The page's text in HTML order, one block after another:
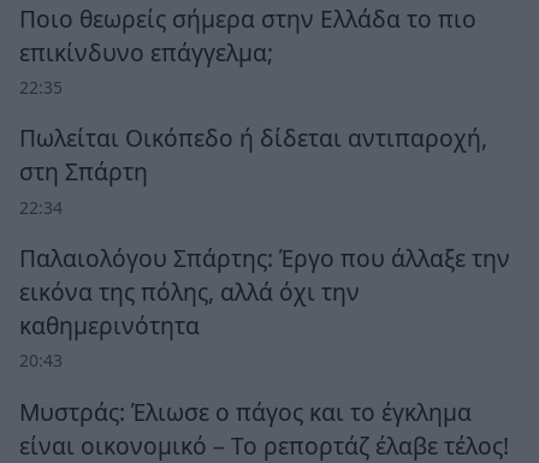
Ποιο θεωρείς σήμερα στην Ελλάδα το πιο
επικίνδυνο επάγγελμα;
22:35
Πωλείται Οικόπεδο ή δίδεται αντιπαροχή,
στη Σπάρτη
22:34
Παλαιολόγου Σπάρτης: Έργο που άλλαξε την
εικόνα της πόλης, αλλά όχι την
καθημερινότητα
20:43
Μυστράς: Έλιωσε ο πάγος και το έγκλημα
είναι οικονομικό – Το ρεπορτάζ έλαβε τέλος!